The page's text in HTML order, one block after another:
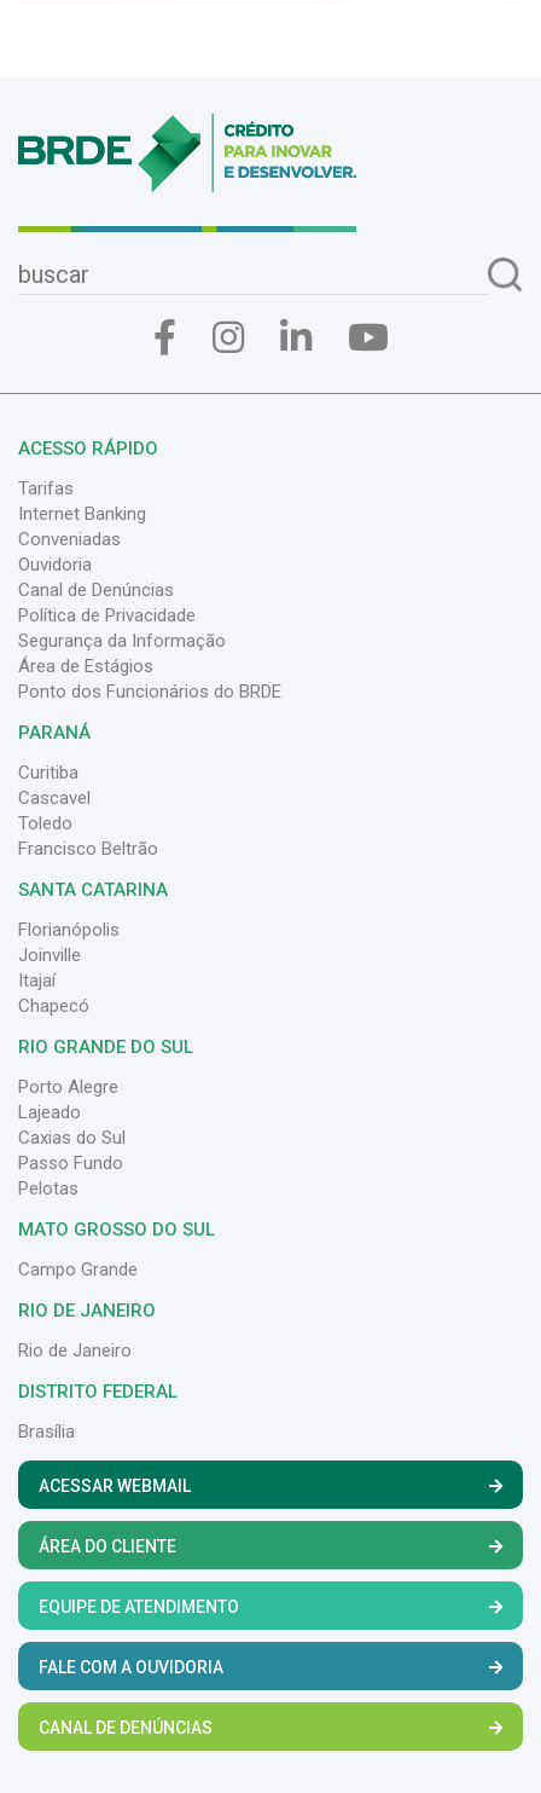
ACESSO RÁPIDO
Tarifas
Internet Banking
Conveniadas
Ouvidoria
Canal de Denúncias
Política de Privacidade
Segurança da Informação
Área de Estágios
Ponto dos Funcionários do BRDE
PARANÁ
Curitiba
Cascavel
Toledo
Francisco Beltrão
SANTA CATARINA
Florianópolis
Joinville
Itajaí
Chapecó
RIO GRANDE DO SUL
Porto Alegre
Lajeado
Caxias do Sul
Passo Fundo
Pelotas
MATO GROSSO DO SUL
Campo Grande
RIO DE JANEIRO
Rio de Janeiro
DISTRITO FEDERAL
Brasília
ACESSAR WEBMAIL
ÁREA DO CLIENTE
EQUIPE DE ATENDIMENTO
FALE COM A OUVIDORIA
CANAL DE DENÚNCIAS